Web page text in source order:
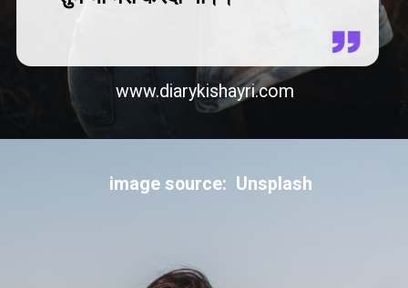
www.diarykishayri.com
image source: Unsplash